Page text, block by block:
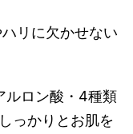
リに欠かせない
ルロン酸・4種類
っかりとお肌を